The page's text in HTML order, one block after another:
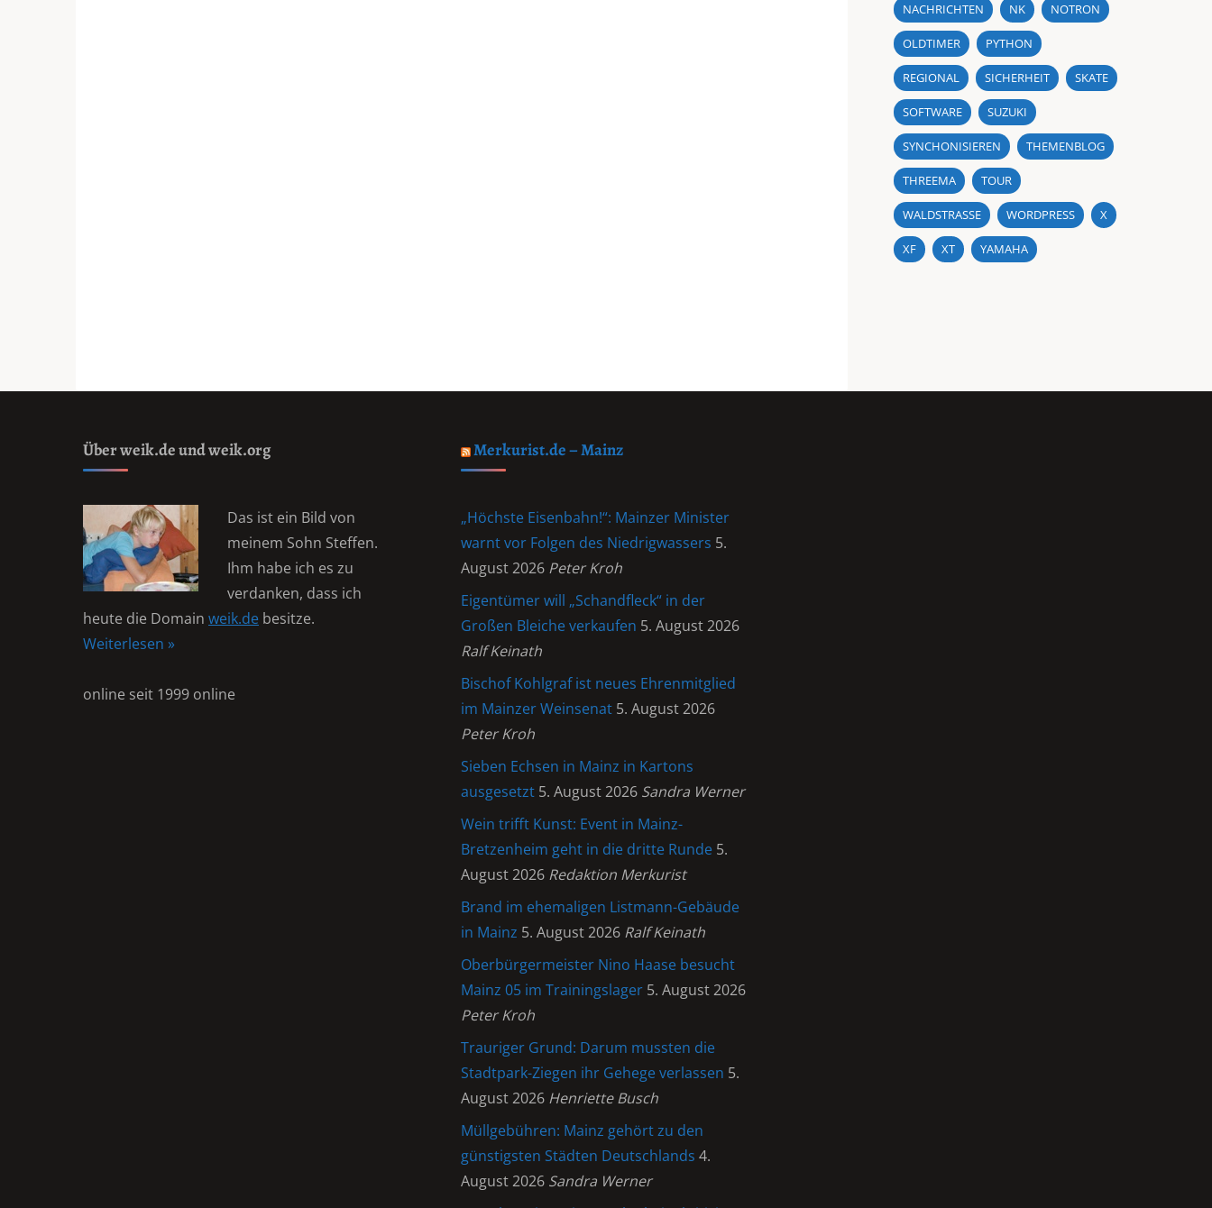
NACHRICHTEN NK NOTRON
OLDTIMER PYTHON
REGIONAL SICHERHEIT SKATE
SOFTWARE SUZUKI
SYNCHONISIEREN THEMENBLOG
THREEMA TOUR
WALDSTRASSE WORDPRESS X
XF XT YAMAHA
Über weik.de und weik.org
Das ist ein Bild von
meinem Sohn Steffen.
Ihm habe ich es zu
verdanken, dass ich
heute die Domain weik.de besitze.
Weiterlesen »
online seit 1999 online
Merkurist.de – Mainz
„Höchste Eisenbahn!“: Mainzer Minister
warnt vor Folgen des Niedrigwassers 5.
August 2026 Peter Kroh
Eigentümer will „Schandfleck“ in der
Großen Bleiche verkaufen 5. August 2026
Ralf Keinath
Bischof Kohlgraf ist neues Ehrenmitglied
im Mainzer Weinsenat 5. August 2026
Peter Kroh
Sieben Echsen in Mainz in Kartons
ausgesetzt 5. August 2026 Sandra Werner
Wein trifft Kunst: Event in Mainz-
Bretzenheim geht in die dritte Runde 5.
August 2026 Redaktion Merkurist
Brand im ehemaligen Listmann-Gebäude
in Mainz 5. August 2026 Ralf Keinath
Oberbürgermeister Nino Haase besucht
Mainz 05 im Trainingslager 5. August 2026
Peter Kroh
Trauriger Grund: Darum mussten die
Stadtpark-Ziegen ihr Gehege verlassen 5.
August 2026 Henriette Busch
Müllgebühren: Mainz gehört zu den
günstigsten Städten Deutschlands 4.
August 2026 Sandra Werner